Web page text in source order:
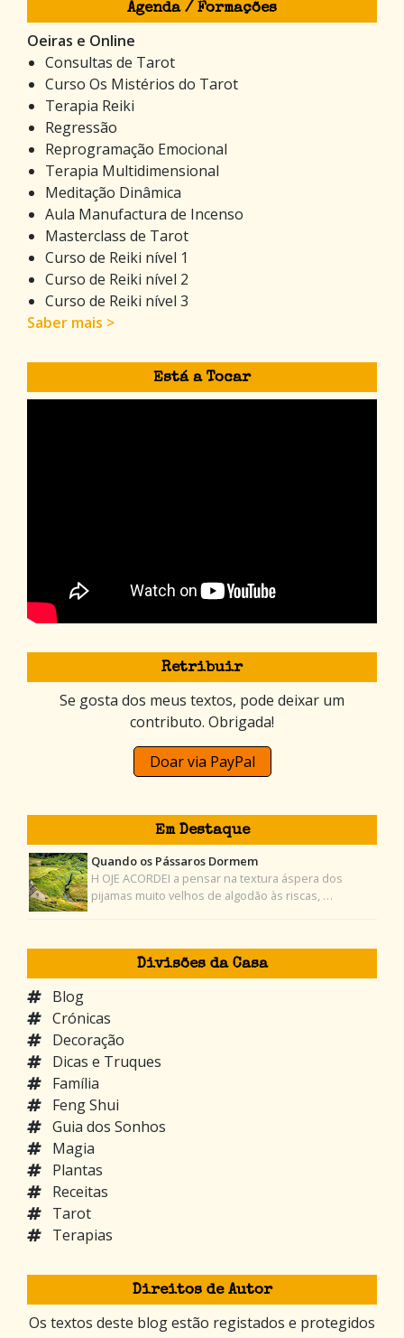
Agenda / Formações
Oeiras e Online
Consultas de Tarot
Curso Os Mistérios do Tarot
Terapia Reiki
Regressão
Reprogramação Emocional
Terapia Multidimensional
Meditação Dinâmica
Aula Manufactura de Incenso
Masterclass de Tarot
Curso de Reiki nível 1
Curso de Reiki nível 2
Curso de Reiki nível 3
Saber mais >
Está a Tocar
Retribuir
Se gosta dos meus textos, pode deixar um
contributo. Obrigada!
Doar via PayPal
Em Destaque
Quando os Pássaros Dormem
H OJE ACORDEI a pensar na textura áspera dos
pijamas muito velhos de algodão às riscas, …
Divisões da Casa
Blog
Crónicas
Decoração
Dicas e Truques
Família
Feng Shui
Guia dos Sonhos
Magia
Plantas
Receitas
Tarot
Terapias
Direitos de Autor
Os textos deste blog estão registados e protegidos